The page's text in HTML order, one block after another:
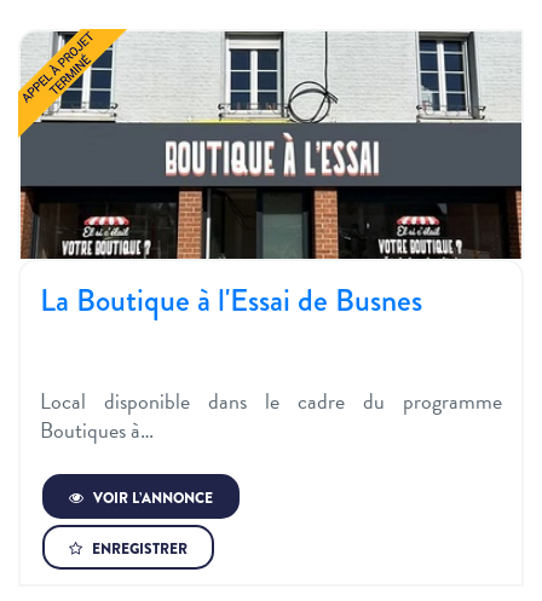
La Boutique à l'Essai de Busnes
Local disponible dans le cadre du programme
Boutiques à…
VOIR L’ANNONCE
ENREGISTRER